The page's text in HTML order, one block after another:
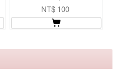
NT$ 100